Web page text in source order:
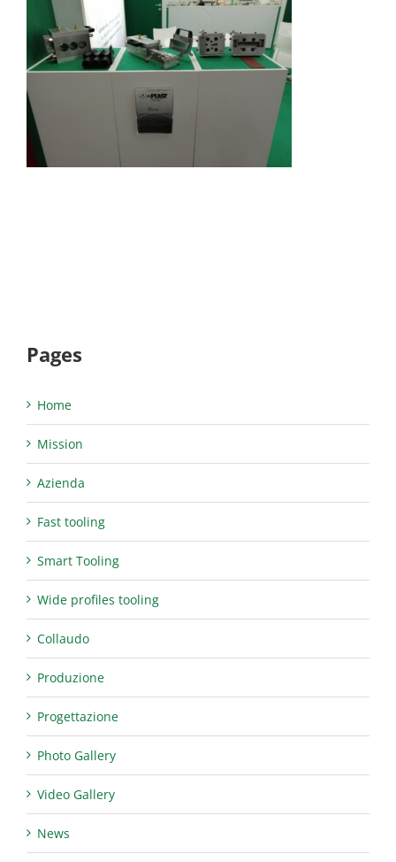
Pages
Home
Mission
Azienda
Fast tooling
Smart Tooling
Wide profiles tooling
Collaudo
Produzione
Progettazione
Photo Gallery
Video Gallery
News